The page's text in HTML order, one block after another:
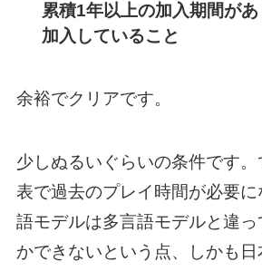
累積1年以上の加入期間が
加入していること
余裕でクリアです。
少しぬるいぐらいの条件です
表で過去のプレイ時間が必要
語モデルは多言語モデルと違っ
かできないという点、しかも